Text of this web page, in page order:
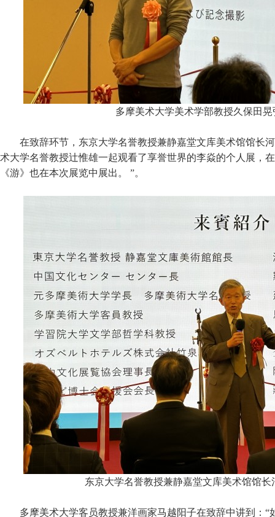
多摩美术大学美术学部教授久保田晃
在致辞环节，东京大学名誉教授兼静嘉堂文库美术馆馆长
术大学名誉教授辻惟雄一起观看了享誉世界的李焱的个人展，
《游》也在本次展览中展出。 ”。
东京大学名誉教授兼静嘉堂文库美术馆馆长
多摩美术大学客员教授兼洋画家马越阳子在致辞中讲到：